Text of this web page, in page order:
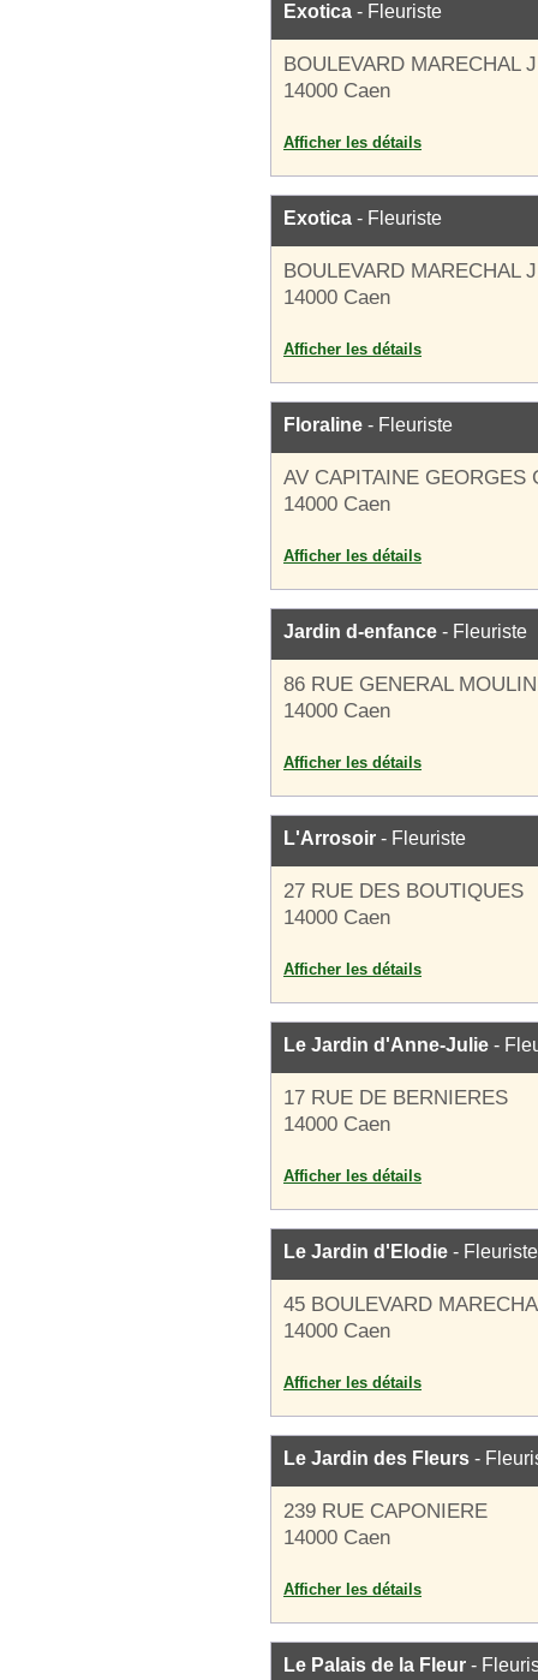
Exotica - Fleuriste
BOULEVARD MARECHAL
14000 Caen
Afficher les détails
Exotica - Fleuriste
BOULEVARD MARECHAL
14000 Caen
Afficher les détails
Floraline - Fleuriste
AV CAPITAINE GEORGES
14000 Caen
Afficher les détails
Jardin d-enfance - Fleuriste
86 RUE GENERAL MOULIN
14000 Caen
Afficher les détails
L'Arrosoir - Fleuriste
27 RUE DES BOUTIQUES
14000 Caen
Afficher les détails
Le Jardin d'Anne-Julie -
17 RUE DE BERNIERES
14000 Caen
Afficher les détails
Le Jardin d'Elodie - Fleuriste
45 BOULEVARD
14000 Caen
Afficher les détails
Le Jardin des Fleurs -
239 RUE CAPONIERE
14000 Caen
Afficher les détails
Le Palais de la Fleur -